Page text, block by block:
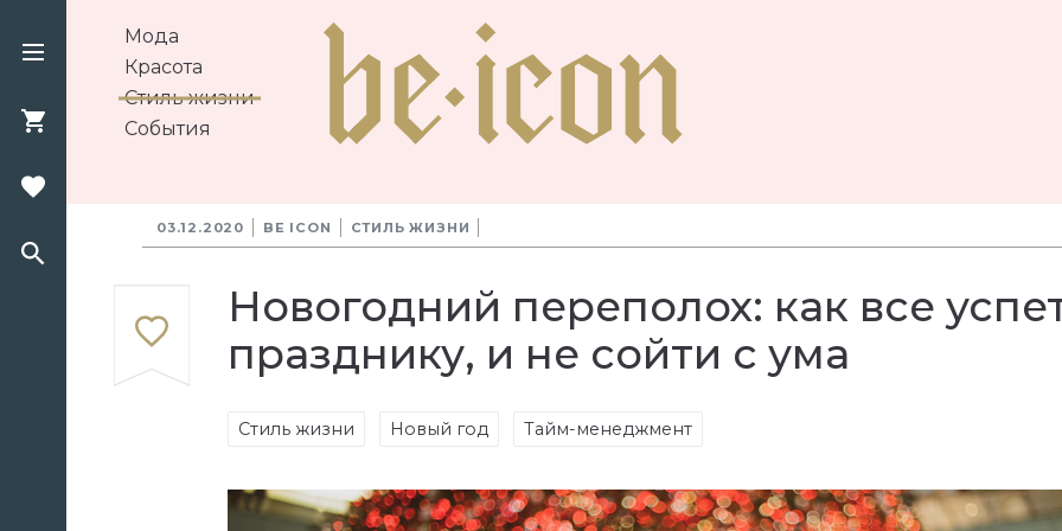
Мода
Красота
Стиль жизни
События
03.12.2020 BE ICON СТИЛЬ ЖИЗНИ
Новогодний переполох: как все
празднику, и не сойти с ума
Стиль жизни Новый год Тайм-менеджмент